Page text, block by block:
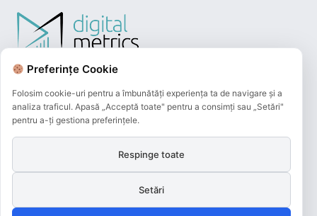
Plățile online efectuate pe acest site
sunt procesate de către Netopia Payments
și beneficiază de 3D-Secure.
Preferințe Cookie
Folosim cookie-uri pentru a îmbunătăți experiența ta de navigare și a
analiza traficul. Apasă „Acceptă toate" pentru a consimți sau „Setări"
pentru a-ți gestiona preferințele.
Respinge toate
Setări